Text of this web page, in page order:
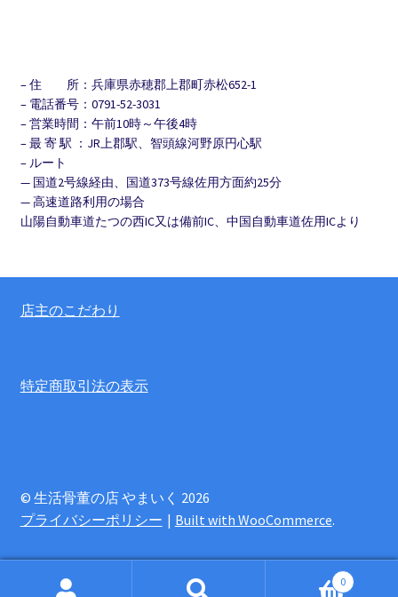
– 住 所：兵庫県赤穂郡上郡町赤松652-1
– 電話番号：0791-52-3031
– 営業時間：午前10時～午後4時
– 最 寄 駅 ：JR上郡駅、智頭線河野原円心駅
– ルート
— 国道2号線経由、国道373号線佐用方面約25分
— 高速道路利用の場合
山陽自動車道たつの西IC又は備前IC、中国自動車道佐用ICより
店主のこだわり
特定商取引法の表示
© 生活骨董の店 やまいく 2026
プライバシーポリシー
Built with WooCommerce.
0